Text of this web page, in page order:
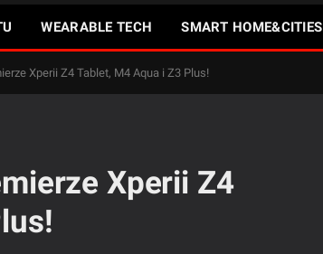
WEARABLE TECH SMART HOME&CITIES
Xperii Z4 Tablet, M4 Aqua i Z3 Plus!
Xperii Z4